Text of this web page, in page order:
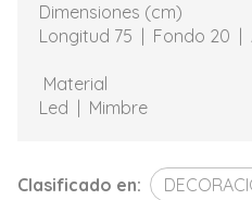
Dimensiones (cm)
Longitud 75 | Fondo 20 |
Material
Led | Mimbre
Clasificado en: